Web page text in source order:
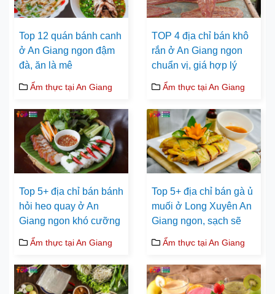
Top 12 quán bánh canh
ở An Giang ngon đậm
đà, ăn là mê
Ẩm thực tại An Giang
TOP 4 địa chỉ bán khô
rắn ở An Giang ngon
chuẩn vị, giá hợp lý
Ẩm thực tại An Giang
Top 5+ địa chỉ bán bánh
hỏi heo quay ở An
Giang ngon khó cưỡng
Ẩm thực tại An Giang
Top 5+ địa chỉ bán gà ủ
muối ở Long Xuyên An
Giang ngon, sạch sẽ
Ẩm thực tại An Giang